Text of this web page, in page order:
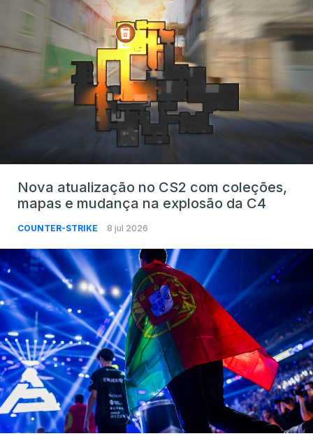
Nova atualização no CS2 com coleções,
mapas e mudança na explosão da C4
COUNTER-STRIKE 8 jul 2026